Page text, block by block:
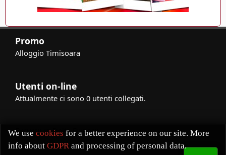
Promo
Alloggio Timisoara
Utenti on-line
Attualmente ci sono 0 utenti collegati.
Excursii in Delta Dunarii